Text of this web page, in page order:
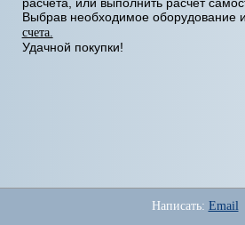
Выбрав необходимое оборудование и
счета.
Удачной покупки!
Написать: Email